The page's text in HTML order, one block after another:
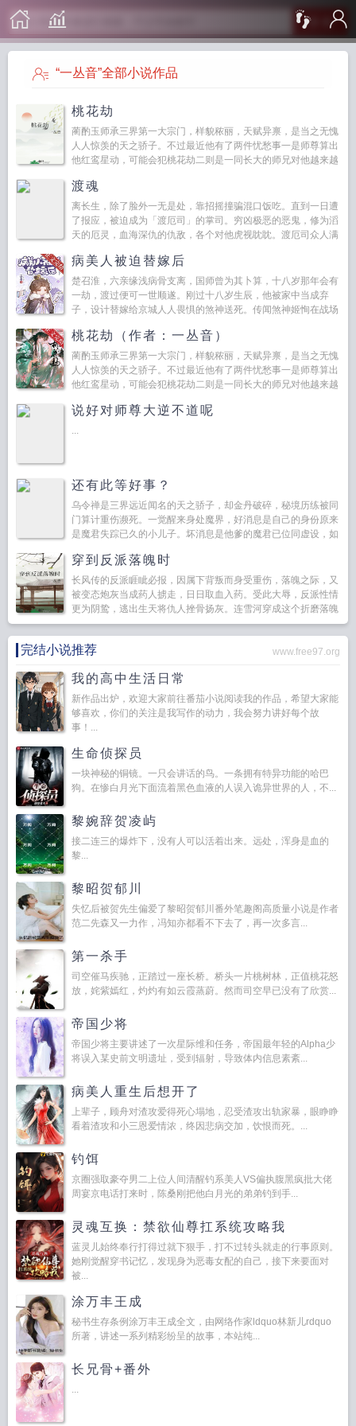
搜 索
“一丛音”全部小说作品
桃花劫
蔺酌玉师承三界第一大宗门，样貌秾丽，天赋异禀，是当之无愧
人人惊羡的天之骄子。不过最近他有了两件忧愁事一是师尊算出
他红鸾星动，可能会犯桃花劫二则是一同长大的师兄对他越来越
渡魂
离长生，除了脸外一无是处，靠招摇撞骗混口饭吃。直到一日遭
了报应，被迫成为「渡厄司」的掌司。穷凶极恶的恶鬼，修为滔
天的厄灵，血海深仇的仇敌，各个对他虎视眈眈。渡厄司众人满
病美人被迫替嫁后
楚召淮，六亲缘浅病骨支离，国师曾为其卜算，十八岁那年会有
一劫，渡过便可一世顺遂。刚过十八岁生辰，他被家中当成弃
子，设计替嫁给京城人人畏惧的煞神送死。传闻煞神姬恂在战场
桃花劫（作者：一丛音）
蔺酌玉师承三界第一大宗门，样貌秾丽，天赋异禀，是当之无愧
人人惊羡的天之骄子。不过最近他有了两件忧愁事一是师尊算出
他红鸾星动，可能会犯桃花劫二则是一同长大的师兄对他越来越
说好对师尊大逆不道呢
...
还有此等好事？
乌令禅是三界远近闻名的天之骄子，却金丹破碎，秘境历练被同
门算计重伤濒死。一觉醒来身处魔界，好消息是自己的身份原来
是魔君失踪已久的小儿子。坏消息是他爹的魔君已位同虚设，如
穿到反派落魄时
长风传的反派睚眦必报，因属下背叛而身受重伤，落魄之际，又
被变态炮灰当成药人掳走，日日取血入药。受此大辱，反派性情
更为阴鸷，逃出生天将仇人挫骨扬灰。连雪河穿成这个折磨落魄
反派最后死相凄惨的变态炮灰，好死不死，反派已被他掳来半...
完结小说推荐 www.free97.org
我的高中生活日常
新作品出炉，欢迎大家前往番茄小说阅读我的作品，希望大家能
够喜欢，你们的关注是我写作的动力，我会努力讲好每个故
事！...
生命侦探员
一块神秘的铜镜。一只会讲话的鸟。一条拥有特异功能的哈巴
狗。在惨白月光下面流着黑色血液的人误入诡异世界的人，不...
黎婉辞贺凌屿
接二连三的爆炸下，没有人可以活着出来。远处，浑身是血的
黎...
黎昭贺郁川
失忆后被贺先生偏爱了黎昭贺郁川番外笔趣阁高质量小说是作者
范二先森又一力作，冯知亦都看不下去了，再一次多言...
第一杀手
司空催马疾驰，正踏过一座长桥。桥头一片桃树林，正值桃花怒
放，姹紫嫣红，灼灼有如云霞蒸蔚。然而司空早已没有了欣赏...
帝国少将
帝国少将主要讲述了一次星际维和任务，帝国最年轻的Alpha少
将误入某史前文明遗址，受到辐射，导致体内信息素紊...
病美人重生后想开了
上辈子，顾舟对渣攻爱得死心塌地，忍受渣攻出轨家暴，眼睁睁
看着渣攻和小三恩爱情浓，终因悲病交加，饮恨而死。...
钓饵
京圈强取豪夺男二上位人间清醒钓系美人VS偏执腹黑疯批大佬
周宴京电话打来时，陈桑刚把他白月光的弟弟钓到手...
灵魂互换：禁欲仙尊扛系统攻略我
蓝灵儿始终奉行打得过就下狠手，打不过转头就走的行事原则。
她刚觉醒穿书记忆，发现身为恶毒女配的自己，接下来要面对
被...
涂万丰王成
秘书生存条例涂万丰王成全文，由网络作家ldquo林新儿rdquo
所著，讲述一系列精彩纷呈的故事，本站纯...
长兄骨+番外
...